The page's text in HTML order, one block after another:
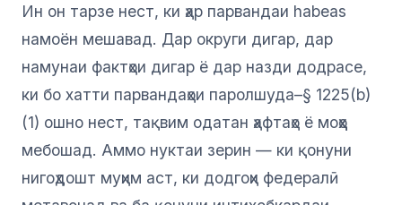
Ин он тарзе нест, ки ҳар парвандаи habeas
намоён мешавад. Дар округи дигар, дар
намунаи фактҳои дигар ё дар назди додрасе,
ки бо хатти парвандаҳои паролшуда–§ 1225(b)
(1) ошно нест, тақвим одатан ҳафтаҳо ё моҳҳо
мебошад. Аммо нуктаи зерин — ки қонуни
нигоҳдошт муҳим аст, ки додгоҳи федералӣ